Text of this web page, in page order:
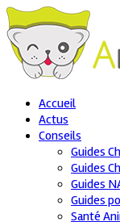
Accueil
Actus
Conseils
Guides
Guides
Guides
Guides
Santé